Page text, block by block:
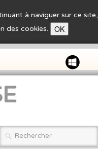
à naviguer sur ce site,
des cookies.
OK